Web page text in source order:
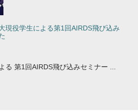
役学生による第1回AIRDS飛び込み
る 第1回AIRDS飛び込みセミナー ...